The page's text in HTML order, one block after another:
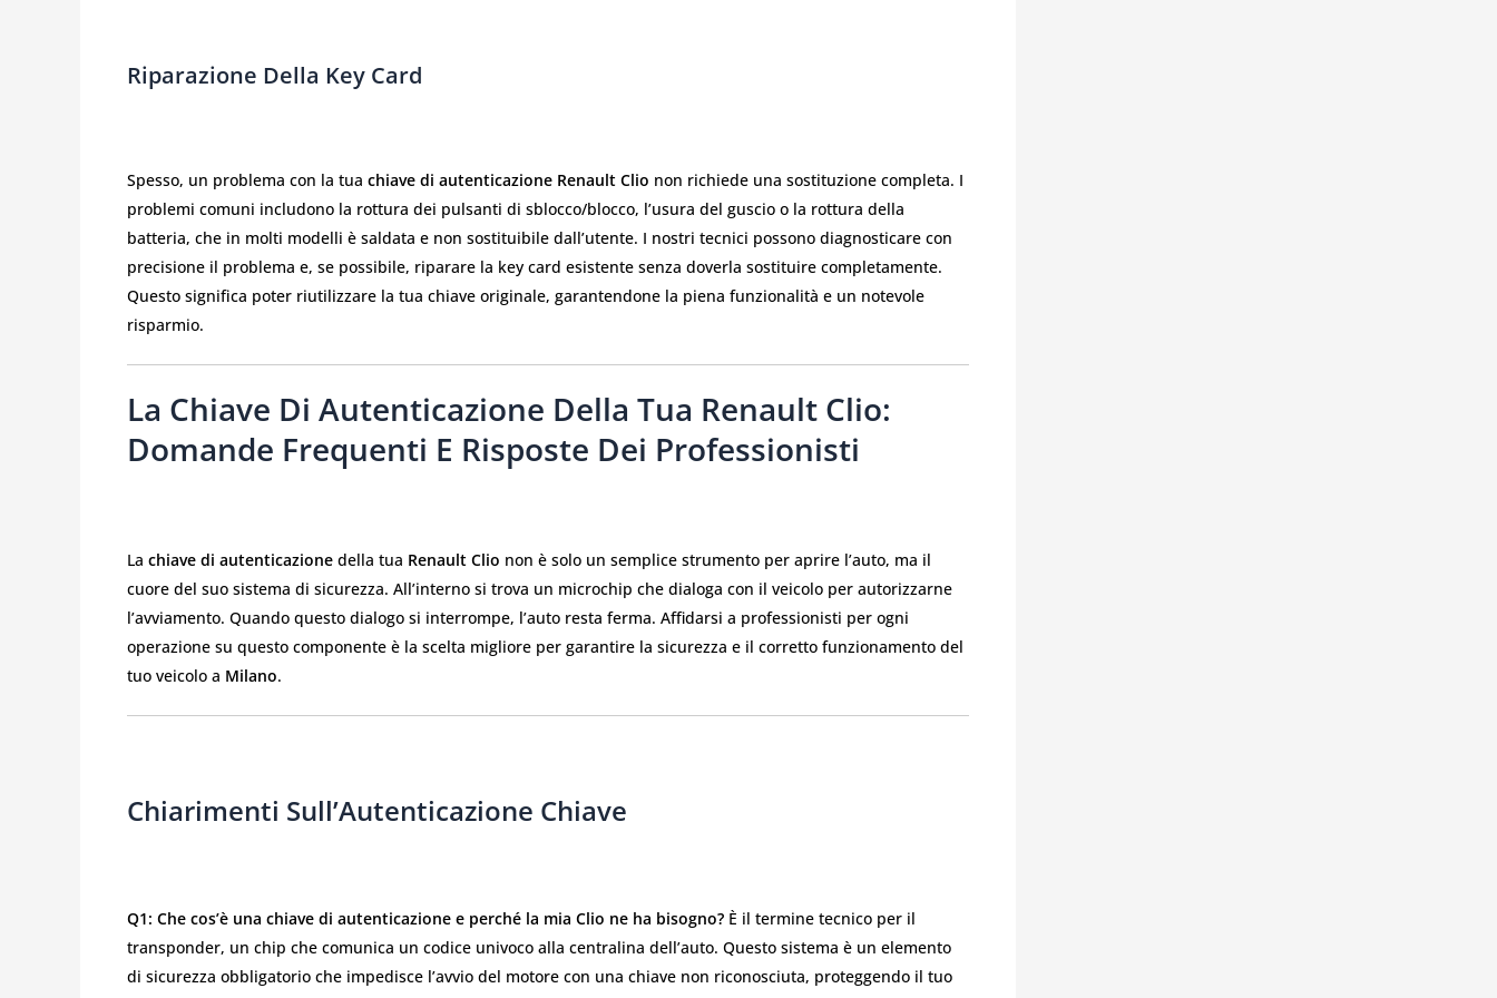
Riparazione Della Key Card
Spesso, un problema con la tua chiave di autenticazione Renault Clio non richiede una sostituzione completa. I
problemi comuni includono la rottura dei pulsanti di sblocco/blocco, l’usura del guscio o la rottura della
batteria, che in molti modelli è saldata e non sostituibile dall’utente. I nostri tecnici possono diagnosticare con
precisione il problema e, se possibile, riparare la key card esistente senza doverla sostituire completamente.
Questo significa poter riutilizzare la tua chiave originale, garantendone la piena funzionalità e un notevole
risparmio.
La Chiave Di Autenticazione Della Tua Renault Clio:
Domande Frequenti E Risposte Dei Professionisti
La chiave di autenticazione della tua Renault Clio non è solo un semplice strumento per aprire l’auto, ma il
cuore del suo sistema di sicurezza. All’interno si trova un microchip che dialoga con il veicolo per autorizzarne
l’avviamento. Quando questo dialogo si interrompe, l’auto resta ferma. Affidarsi a professionisti per ogni
operazione su questo componente è la scelta migliore per garantire la sicurezza e il corretto funzionamento del
tuo veicolo a Milano.
Chiarimenti Sull’Autenticazione Chiave
Q1: Che cos’è una chiave di autenticazione e perché la mia Clio ne ha bisogno? È il termine tecnico per il
transponder, un chip che comunica un codice univoco alla centralina dell’auto. Questo sistema è un elemento
di sicurezza obbligatorio che impedisce l’avvio del motore con una chiave non riconosciuta, proteggendo il tuo